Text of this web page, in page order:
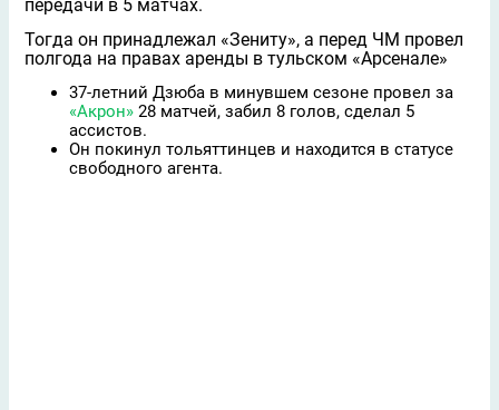
передачи в 5 матчах.
Тогда он принадлежал «Зениту», а перед ЧМ провел
полгода на правах аренды в тульском «Арсенале»
37-летний Дзюба в минувшем сезоне провел за
«Акрон» 28 матчей, забил 8 голов, сделал 5
ассистов.
Он покинул тольяттинцев и находится в статусе
свободного агента.